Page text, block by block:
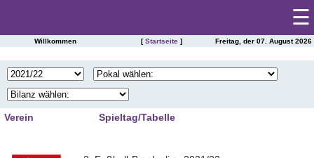
Startseite
Spieltag
|
Tabelle
☰
Willkommen [Startseite] Freitag, der 07. August 2026
Verein Spieltag/Tabelle